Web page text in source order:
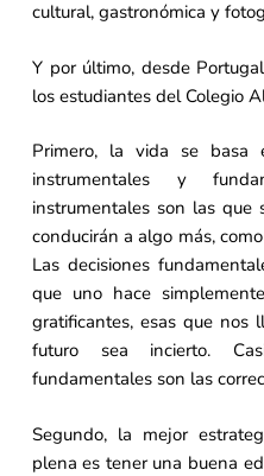
cultural, gastronómica y
Y por último, desde
los estudiantes del Colegio
Primero, la vida se basa
instrumentales y
instrumentales son las que
conducirán a algo más,
Las decisiones
que uno hace
gratificantes, esas que nos
futuro sea incierto.
fundamentales son las
Segundo, la mejor
plena es tener una buena